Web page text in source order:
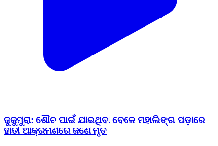
ଜୁଜୁମୁରା: ଶୌଚ ପାଇଁ ଯାଇଥିବା ବେଳେ ମହାଲିଙ୍ଗ ପଡ଼ାରେ
ହାତୀ ଆକ୍ରମଣରେ ଜଣେ ମୃତ